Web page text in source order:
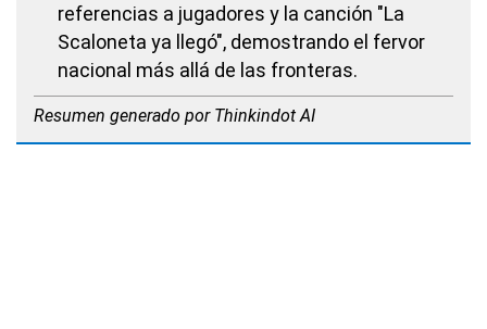
referencias a jugadores y la canción "La
Scaloneta ya llegó", demostrando el fervor
nacional más allá de las fronteras.
Resumen generado por Thinkindot AI